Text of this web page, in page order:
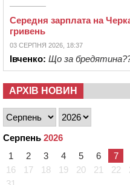
Середня зарплата на
гривень
03 СЕРПНЯ 2026, 18:37
Івченко: Що за
АРХІВ НОВИН
Серпень 2026
1
2 3 4 5 6 7
16
17 18 19 20 21 22